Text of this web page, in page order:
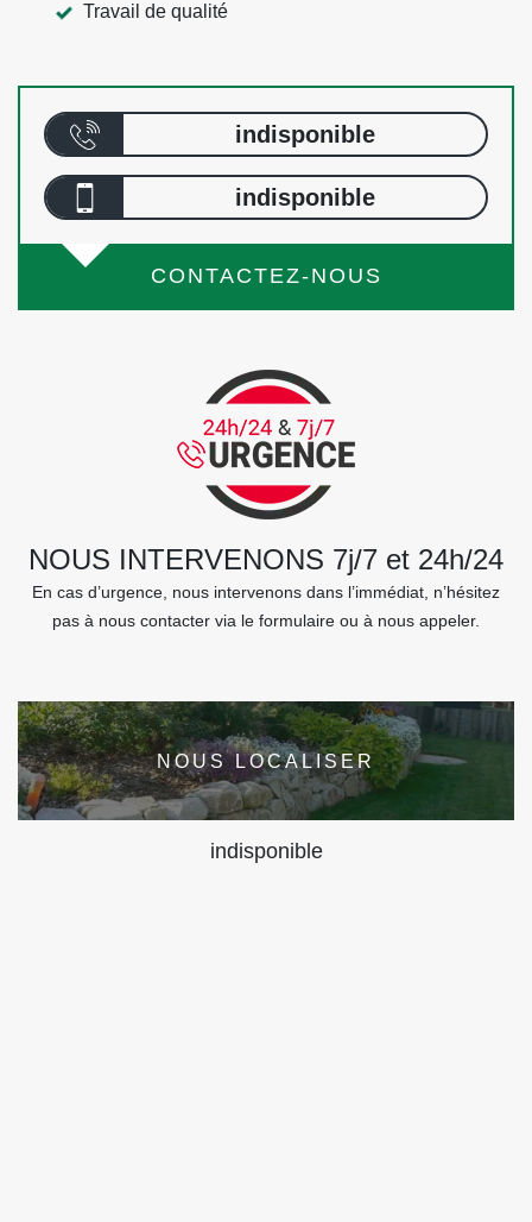
Travail de qualité
indisponible
indisponible
CONTACTEZ-NOUS
NOUS INTERVENONS 7j/7 et 24h/24
En cas d’urgence, nous intervenons dans l’immédiat, n’hésitez
pas à nous contacter via le formulaire ou à nous appeler.
NOUS LOCALISER
indisponible